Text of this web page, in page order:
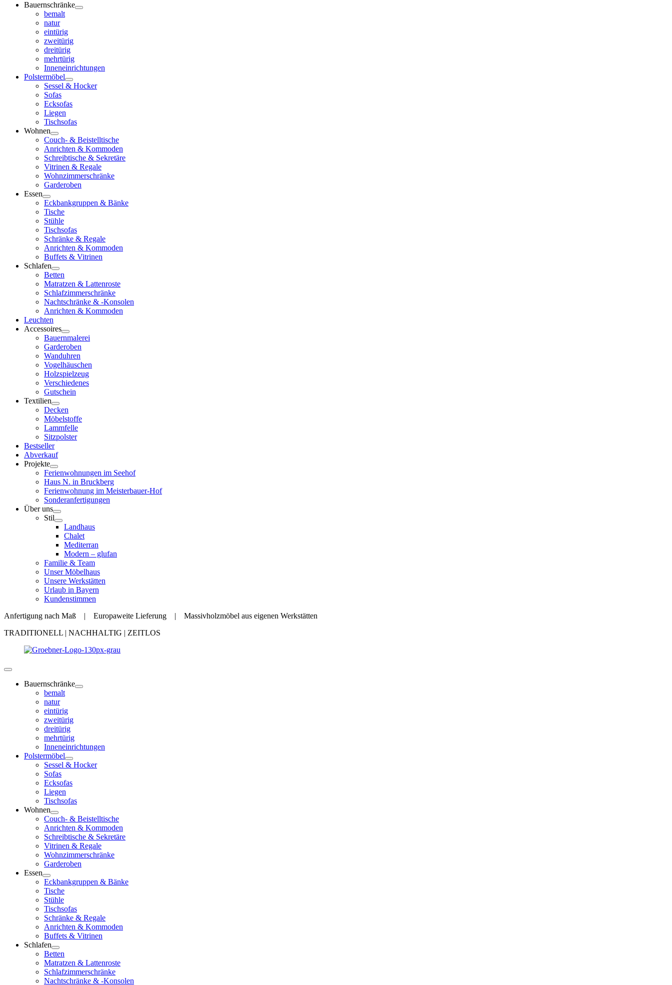
Bauernschränke
bemalt
natur
eintürig
zweitürig
dreitürig
mehrtürig
Inneneinrichtungen
Polstermöbel
Sessel & Hocker
Sofas
Ecksofas
Liegen
Tischsofas
Wohnen
Couch- & Beistelltische
Anrichten & Kommoden
Schreibtische & Sekretäre
Vitrinen & Regale
Wohnzimmerschränke
Garderoben
Essen
Eckbankgruppen & Bänke
Tische
Stühle
Tischsofas
Schränke & Regale
Anrichten & Kommoden
Buffets & Vitrinen
Schlafen
Betten
Matratzen & Lattenroste
Schlafzimmerschränke
Nachtschränke & -Konsolen
Anrichten & Kommoden
Leuchten
Accessoires
Bauernmalerei
Garderoben
Wanduhren
Vogelhäuschen
Holzspielzeug
Verschiedenes
Gutschein
Textilien
Decken
Möbelstoffe
Lammfelle
Sitzpolster
Bestseller
Abverkauf
Projekte
Ferienwohnungen im Seehof
Haus N. in Bruckberg
Ferienwohnung im Meisterbauer-Hof
Sonderanfertigungen
Über uns
Stil
Landhaus
Chalet
Mediterran
Modern – glufan
Familie & Team
Unser Möbelhaus
Unsere Werkstätten
Urlaub in Bayern
Kundenstimmen
Anfertigung nach Maß | Europaweite Lieferung | Massivholzmöbel aus eigenen Werkstätten
TRADITIONELL | NACHHALTIG | ZEITLOS
Bauernschränke
bemalt
natur
eintürig
zweitürig
dreitürig
mehrtürig
Inneneinrichtungen
Polstermöbel
Sessel & Hocker
Sofas
Ecksofas
Liegen
Tischsofas
Wohnen
Couch- & Beistelltische
Anrichten & Kommoden
Schreibtische & Sekretäre
Vitrinen & Regale
Wohnzimmerschränke
Garderoben
Essen
Eckbankgruppen & Bänke
Tische
Stühle
Tischsofas
Schränke & Regale
Anrichten & Kommoden
Buffets & Vitrinen
Schlafen
Betten
Matratzen & Lattenroste
Schlafzimmerschränke
Nachtschränke & -Konsolen